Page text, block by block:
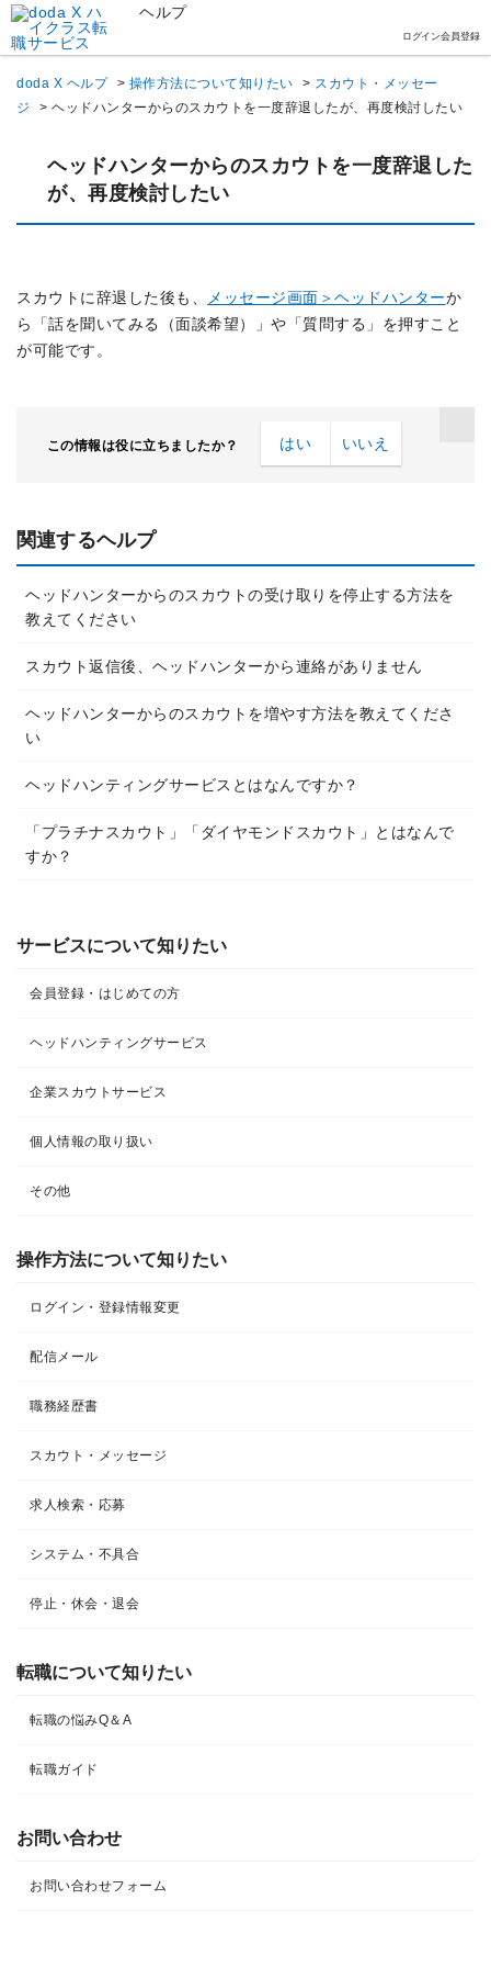
ヘルプ
ログイン会員登録
doda X ヘルプ > 操作方法について知りたい > スカウト・メッセー
ジ
> ヘッドハンターからのスカウトを一度辞退したが、再度検討したい
サービスについて知りたい
会員登録・はじめての方
ヘッドハンティングサービス
企業スカウトサービス
個人情報の取り扱い
その他
操作方法について知りたい
ログイン・登録情報変更
配信メール
職務経歴書
スカウト・メッセージ
求人検索・応募
システム・不具合
停止・休会・退会
転職について知りたい​
転職の悩みQ＆A​
転職ガイド
お問い合わせ
お問い合わせフォーム
ヘッドハンターからのスカウトを一度辞退した
が、再度検討したい
スカウトに辞退した後も、 メッセージ画面＞ヘッドハンターか
ら「話を聞いてみる（面談希望）」や「質問する」を押すこと
が可能です。
この情報は役に立ちましたか？ はい いいえ
関連するヘルプ
ヘッドハンターからのスカウトの受け取りを停止する方法を
教えてください
スカウト返信後、ヘッドハンターから連絡がありません
ヘッドハンターからのスカウトを増やす方法を教えてくださ
い
ヘッドハンティングサービスとはなんですか？
「プラチナスカウト」「ダイヤモンドスカウト」とはなんで
すか？